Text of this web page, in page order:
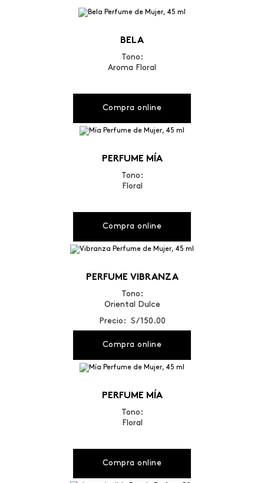
BELA
Tono:
Aroma Floral
Compra online
PERFUME MÍA
Tono:
Floral
Compra online
PERFUME VIBRANZA
Tono:
Oriental Dulce
Precio: S/ 150.00
Compra online
PERFUME MÍA
Tono:
Floral
Compra online